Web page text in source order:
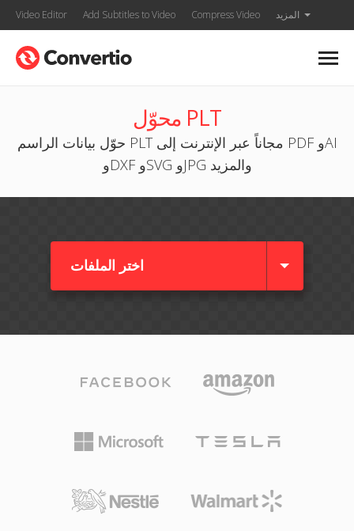
Video Editor Add Subtitles to Video Compress Video المزيد
محوّل PLT
حوّل بيانات الراسم PLT مجاناً عبر الإنترنت إلى PDF وAI
وDXF وSVG وJPG والمزيد
اختر الملفات